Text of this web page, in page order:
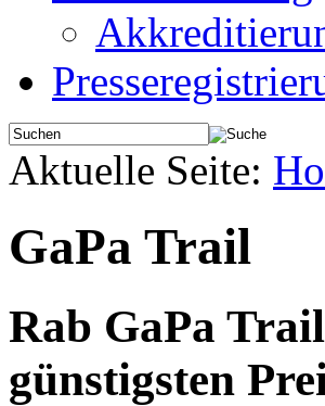
Aktuelle Seite:
GaPa Trail
Rab GaPa
günstigsten